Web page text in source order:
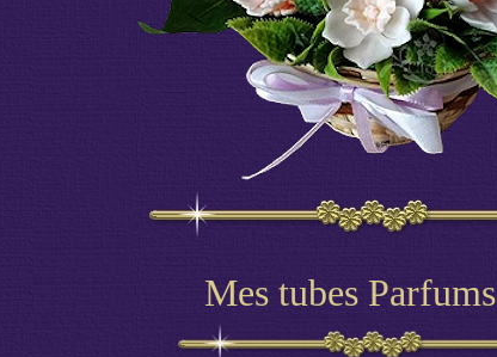
Mes tubes Parfums